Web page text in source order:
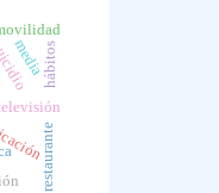
restaurante
mediahábitos